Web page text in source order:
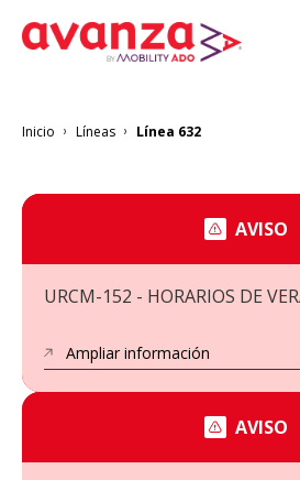
Sobrescribir
ayuda
a
Inicio Líneas Línea 632
AVISO
URCM-152 - HORARIOS DE
Ampliar información
AVISO